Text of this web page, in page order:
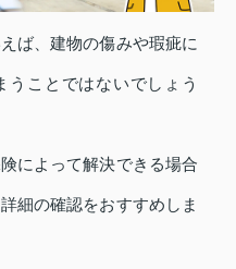
ば、建物の傷みや瑕疵に
ことではないでしょう
によって解決できる場合
細の確認をおすすめしま